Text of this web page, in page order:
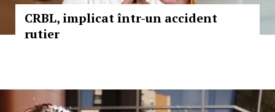
CRBL, implicat într-un accident
rutier